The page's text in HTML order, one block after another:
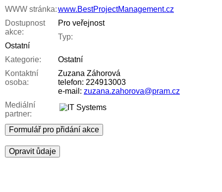
WWW stránka:www.BestProjectManagement.cz
Dostupnost
akce:
Pro veřejnost
Typ:
Ostatní
Kategorie:
Ostatní
Kontaktní
osoba:
Zuzana Záhorová
telefon: 224913003
e-mail: zuzana.zahorova@pram.cz
Mediální
partner:
Formulář pro přidání akce
Opravit ůdaje